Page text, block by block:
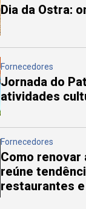
Dia da Ostra:
Fornecedores
Jornada do
atividades
Fornecedores
Como renovar
reúne
restaurantes